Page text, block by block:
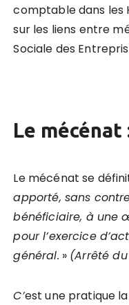
comptable dans les
sur les liens entre
Sociale des
Le
Le mécénat se
apporté, sans
bénéficiaire, à une
pour l’exercice d’
général. » (Arrêté
C’est une pratique